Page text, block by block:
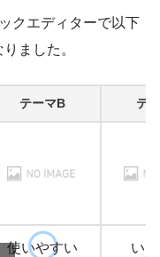
クエディターで以下
ました。
テーマB テ
使いやすい い